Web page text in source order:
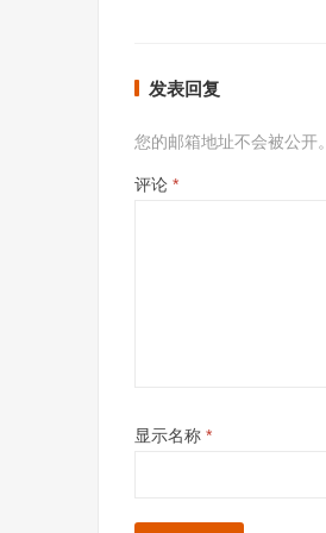
发表回复
您的邮箱地址不会被公开。
评论 *
显示名称 *